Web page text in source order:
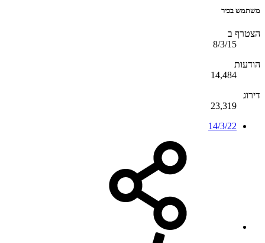
משתמש בכיר
הצטרף ב
8/3/15
הודעות
14,484
דירוג
23,319
14/3/22